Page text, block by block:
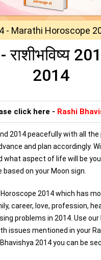
- Marathi Horoscope
2014
click here - Rashi
2014 peacefully with all
and plan accordingly.
aspect of life will be
on your Moon sign.
2014 which has
career, love, profession,
problems in 2014. Use
issues mentioned in your
2014 you can be